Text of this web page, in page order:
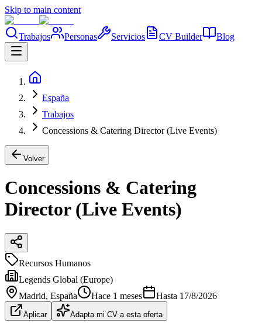
Skip to main content
Trabajos Personas Servicios CV Builder Blog
España
Trabajos
Concessions & Catering Director (Live Events)
Volver
Concessions & Catering
Director (Live Events)
Recursos Humanos
Legends Global (Europe)
Madrid, España Hace 1 meses Hasta 17/8/2026
Aplicar Adapta mi CV a esta oferta